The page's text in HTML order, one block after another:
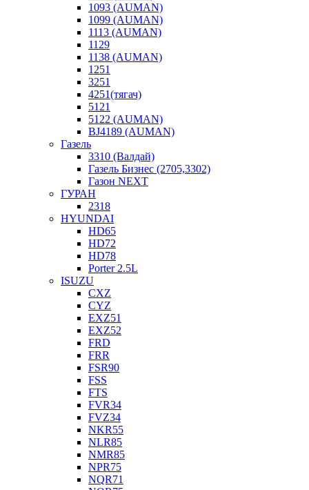
1093 (AUMAN)
1099 (AUMAN)
1113 (AUMAN)
1129
1138 (AUMAN)
1251
3251
4251(тягач)
5121
5122 (AUMAN)
BJ4189 (AUMAN)
Газель
3310 (Валдай)
Газель Бизнес (2705,3302)
Газон NEXT
ГУРАН
2318
HYUNDAI
HD65
HD72
HD78
Porter 2.5L
ISUZU
CXZ
CYZ
EXZ51
EXZ52
FRD
FRR
FSR90
FSS
FTS
FVR34
FVZ34
NKR55
NLR85
NMR85
NPR75
NQR71